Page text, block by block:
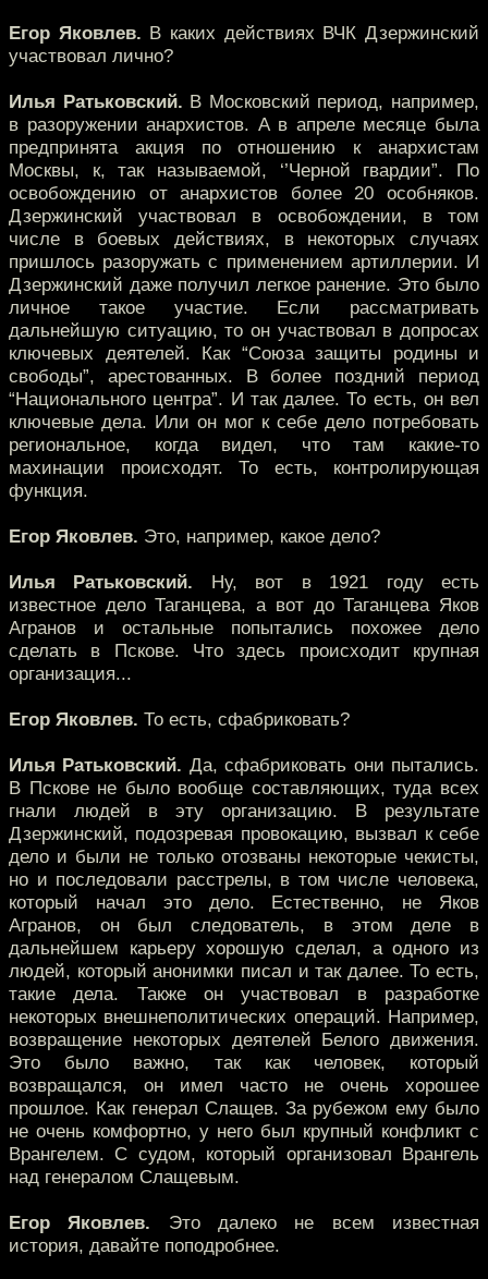
Егор Яковлев. В каких действиях ВЧК Дзержинский
участвовал лично?
Илья Ратьковский. В Московский период, например,
в разоружении анархистов. А в апреле месяце была
предпринята акция по отношению к анархистам
Москвы, к, так называемой, ‘’Черной гвардии”. По
освобождению от анархистов более 20 особняков.
Дзержинский участвовал в освобождении, в том
числе в боевых действиях, в некоторых случаях
пришлось разоружать с применением артиллерии. И
Дзержинский даже получил легкое ранение. Это было
личное такое участие. Если рассматривать
дальнейшую ситуацию, то он участвовал в допросах
ключевых деятелей. Как “Союза защиты родины и
свободы”, арестованных. В более поздний период
“Национального центра”. И так далее. То есть, он вел
ключевые дела. Или он мог к себе дело потребовать
региональное, когда видел, что там какие-то
махинации происходят. То есть, контролирующая
функция.
Егор Яковлев. Это, например, какое дело?
Илья Ратьковский. Ну, вот в 1921 году есть
известное дело Таганцева, а вот до Таганцева Яков
Агранов и остальные попытались похожее дело
сделать в Пскове. Что здесь происходит крупная
организация...
Егор Яковлев. То есть, сфабриковать?
Илья Ратьковский. Да, сфабриковать они пытались.
В Пскове не было вообще составляющих, туда всех
гнали людей в эту организацию. В результате
Дзержинский, подозревая провокацию, вызвал к себе
дело и были не только отозваны некоторые чекисты,
но и последовали расстрелы, в том числе человека,
который начал это дело. Естественно, не Яков
Агранов, он был следователь, в этом деле в
дальнейшем карьеру хорошую сделал, а одного из
людей, который анонимки писал и так далее. То есть,
такие дела. Также он участвовал в разработке
некоторых внешнеполитических операций. Например,
возвращение некоторых деятелей Белого движения.
Это было важно, так как человек, который
возвращался, он имел часто не очень хорошее
прошлое. Как генерал Слащев. За рубежом ему было
не очень комфортно, у него был крупный конфликт с
Врангелем. С судом, который организовал Врангель
над генералом Слащевым.
Егор Яковлев. Это далеко не всем известная
история, давайте поподробнее.